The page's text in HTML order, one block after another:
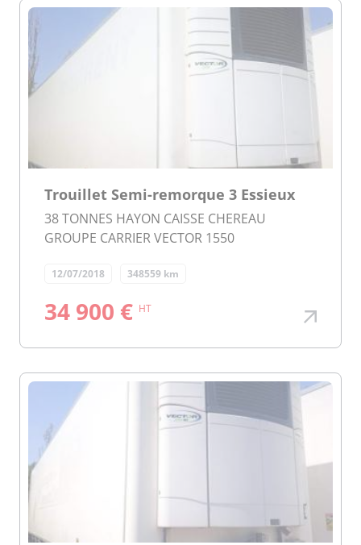
Trouillet Semi-remorque 3 Essieux
38 TONNES HAYON CAISSE CHEREAU
GROUPE CARRIER VECTOR 1550
12/07/2018 348559 km
34 900 € HT